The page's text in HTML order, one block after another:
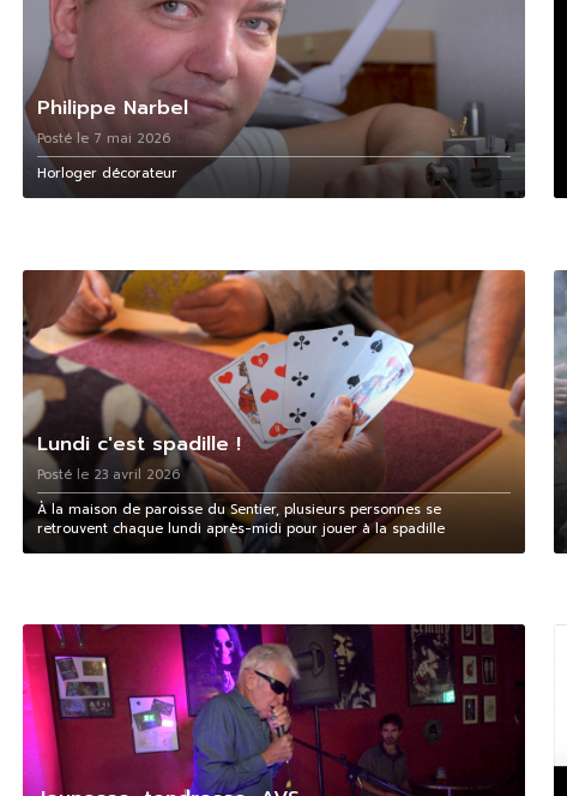
Philippe Narbel
Posté le 7 mai 2026
Horloger décorateur
Lundi c'est spadille !
Posté le 23 avril 2026
À la maison de paroisse du Sentier, plusieurs personnes se
retrouvent chaque lundi après-midi pour jouer à la spadille